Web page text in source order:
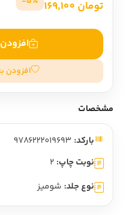
تومان 169,100
افزودن
مشخصات
بارکد:
نوبت چاپ: 2
نوع جلد: شومیز